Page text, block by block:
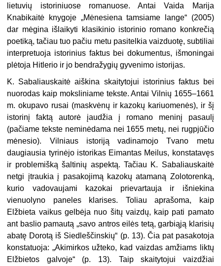
lietuvių istoriniuose romanuose. Antai Vaida Marija
Knabikaitė knygoje „Mėnesiena tamsiame lange“ (2005)
dar mėgina išlaikyti klasikinio istorinio romano konkrečią
poetiką, tačiau tuo pačiu metu pasitelkia vaizduotę, subtiliai
interpretuoja istorinius faktus bei dokumentus, išmoningai
plėtoja Hitlerio ir jo bendražygių gyvenimo istorijas.
K. Sabaliauskaitė aiškina skaitytojui istorinius faktus bei
nuorodas kaip moksliniame tekste. Antai Vilnių 1655–1661
m. okupavo rusai (maskvėnų ir kazokų kariuomenės), ir šį
istorinį faktą autorė įaudžia į romano meninį pasaulį
(pačiame tekste neminėdama nei 1655 metų, nei rugpjūčio
mėnesio). Vilniaus istoriją vadinamojo Tvano metu
daugiausia tyrinėjo istorikas Eimantas Meilus, konstatavęs
ir problemišką šaltinių aspektą. Tačiau K. Sabaliauskaitė
netgi įtraukia į pasakojimą kazokų atamaną Zolotorenką,
kurio vadovaujami kazokai prievartauja ir išniekina
vienuolyno paneles klarises. Toliau aprašoma, kaip
Elžbieta vaikus gelbėja nuo šitų vaizdų, kaip pati pamato
ant baslio pamautą „savo antros eilės tetą, garbiąją klarisių
abatę Dorotą iš Siedleščinskių“ (p. 13). Čia pat pasakotoja
konstatuoja: „Akimirkos užteko, kad vaizdas amžiams liktų
Elžbietos galvoje“ (p. 13). Taip skaitytojui vaizdžiai